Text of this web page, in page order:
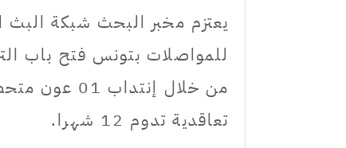
للمواصلات بتونس فتح باب
من خلال
تعاقدية تدوم 12 شهرا.